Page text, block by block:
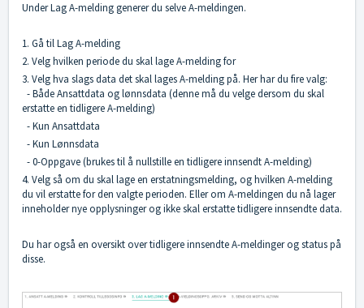
Under Lag A-melding generer du selve A-meldingen.
1. Gå til Lag A-melding
2. Velg hvilken periode du skal lage A-melding for
3. Velg hva slags data det skal lages A-melding på. Her har du fire valg:
- Både Ansattdata og lønnsdata (denne må du velge dersom du skal
erstatte en tidligere A-melding)
- Kun Ansattdata
- Kun Lønnsdata
- 0-Oppgave (brukes til å nullstille en tidligere innsendt A-melding)
4. Velg så om du skal lage en erstatningsmelding, og hvilken A-melding
du vil erstatte for den valgte perioden. Eller om A-meldingen du nå lager
inneholder nye opplysninger og ikke skal erstatte tidligere innsendte data.
Du har også en oversikt over tidligere innsendte A-meldinger og status på
disse.